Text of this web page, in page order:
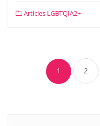
Articles LGBTQIA2+
1 2